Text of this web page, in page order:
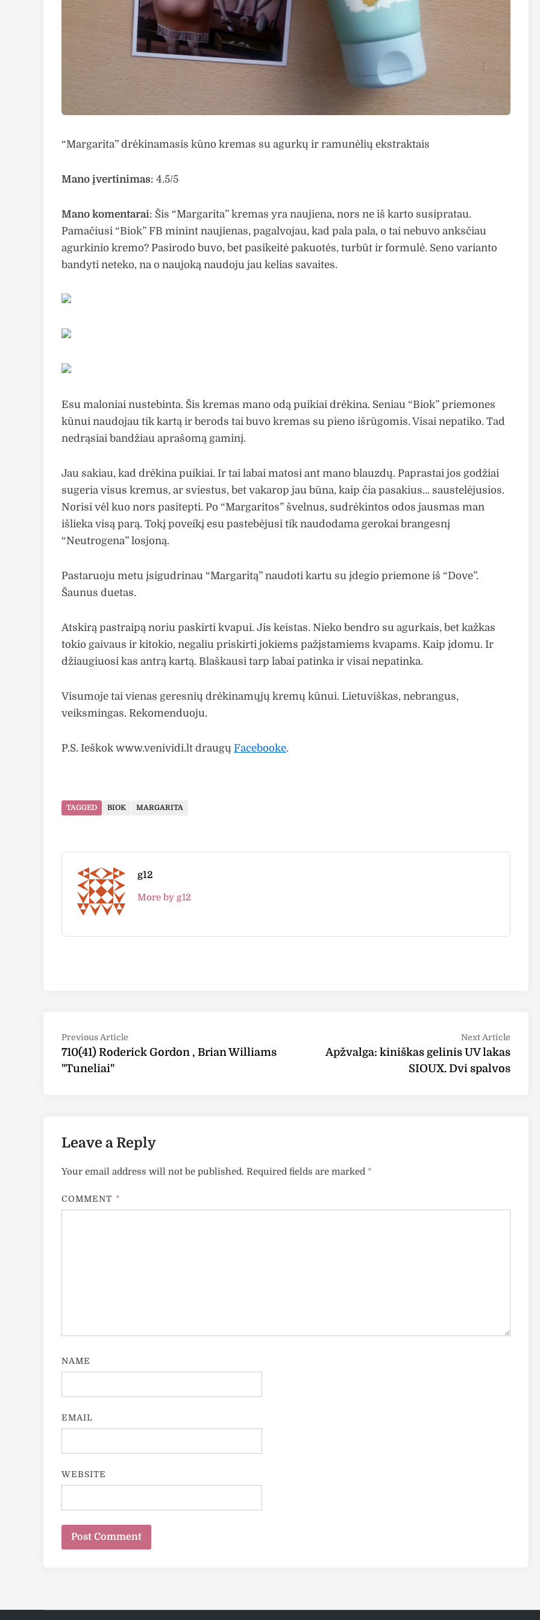
“Margarita” drėkinamasis kūno kremas su agurkų ir ramunėlių ekstraktais
Mano įvertinimas: 4.5/5
Mano komentarai: Šis “Margarita” kremas yra naujiena, nors ne iš karto susipratau.
Pamačiusi “Biok” FB minint naujienas, pagalvojau, kad pala pala, o tai nebuvo anksčiau
agurkinio kremo? Pasirodo buvo, bet pasikeitė pakuotės, turbūt ir formulė. Seno varianto
bandyti neteko, na o naujoką naudoju jau kelias savaites.
Esu maloniai nustebinta. Šis kremas mano odą puikiai drėkina. Seniau “Biok” priemones
kūnui naudojau tik kartą ir berods tai buvo kremas su pieno išrūgomis. Visai nepatiko. Tad
nedrąsiai bandžiau aprašomą gaminį.
Jau sakiau, kad drėkina puikiai. Ir tai labai matosi ant mano blauzdų. Paprastai jos godžiai
sugeria visus kremus, ar sviestus, bet vakarop jau būna, kaip čia pasakius… saustelėjusios.
Norisi vėl kuo nors pasitepti. Po “Margaritos” švelnus, sudrėkintos odos jausmas man
išlieka visą parą. Tokį poveikį esu pastebėjusi tik naudodama gerokai brangesnį
“Neutrogena” losjoną.
Pastaruoju metu įsigudrinau “Margaritą” naudoti kartu su įdegio priemone iš “Dove”.
Šaunus duetas.
Atskirą pastraipą noriu paskirti kvapui. Jis keistas. Nieko bendro su agurkais, bet kažkas
tokio gaivaus ir kitokio, negaliu priskirti jokiems pažįstamiems kvapams. Kaip įdomu. Ir
džiaugiuosi kas antrą kartą. Blaškausi tarp labai patinka ir visai nepatinka.
Visumoje tai vienas geresnių drėkinamųjų kremų kūnui. Lietuviškas, nebrangus,
veiksmingas. Rekomenduoju.
P.S. Ieškok www.venividi.lt draugų Facebooke.
TAGGED BIOK MARGARITA
g12
More by g12
Post
navigation
Previous Article
article:
710(41) Roderick Gordon , Brian Williams
"Tuneliai"
Next Article
Apžvalga: kiniškas gelinis UV lakas
SIOUX. Dvi spalvos
Leave a Reply
Your email address will not be published. Required fields are marked *
COMMENT *
NAME
EMAIL
WEBSITE